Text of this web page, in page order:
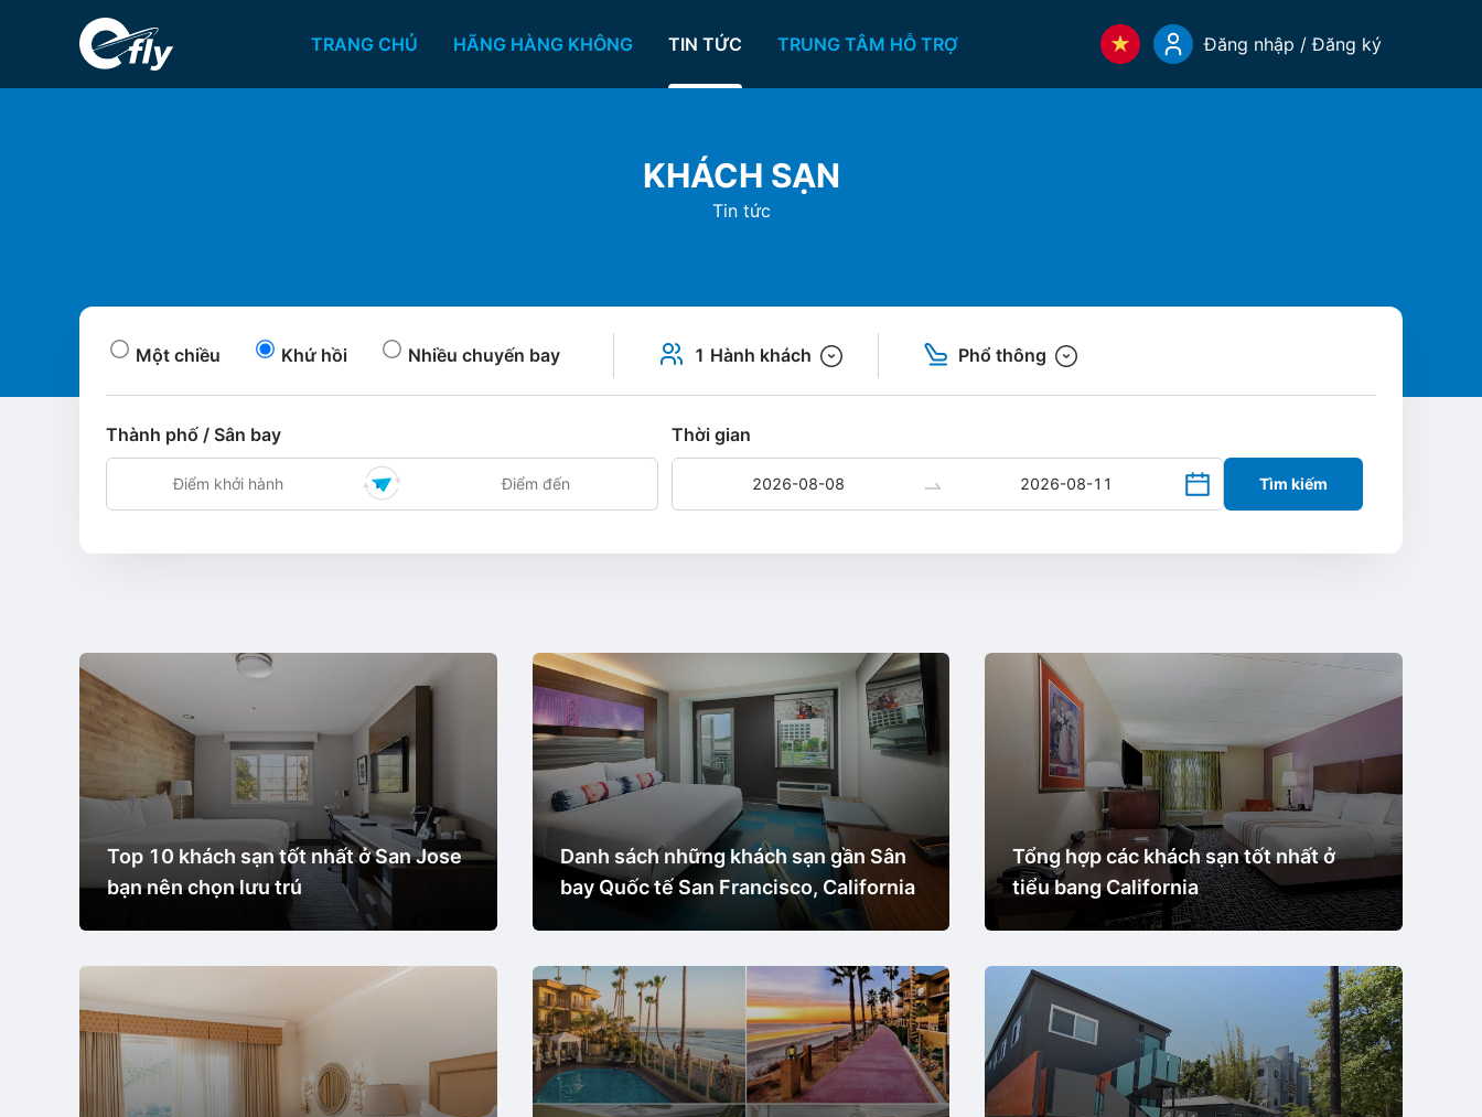
TRANG CHỦ HÃNG HÀNG KHÔNG TIN TỨC TRUNG TÂM HỖ TRỢ Đăng nhập / Đăng ký
KHÁCH SẠN
Tin tức
Một chiều Khứ hồi Nhiều chuyến bay 1 Hành khách Phổ thông
Thành phố / Sân bay Thời gian
Tìm kiếm
Top 10 khách sạn tốt nhất ở San Jose
bạn nên chọn lưu trú
Danh sách những khách sạn gần Sân
bay Quốc tế San Francisco, California
Tổng hợp các khách sạn tốt nhất ở
tiểu bang California